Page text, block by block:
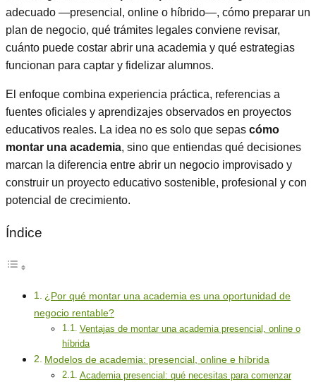
adecuado —presencial, online o híbrido—, cómo preparar un
plan de negocio, qué trámites legales conviene revisar,
cuánto puede costar abrir una academia y qué estrategias
funcionan para captar y fidelizar alumnos.
El enfoque combina experiencia práctica, referencias a
fuentes oficiales y aprendizajes observados en proyectos
educativos reales. La idea no es solo que sepas cómo
montar una academia, sino que entiendas qué decisiones
marcan la diferencia entre abrir un negocio improvisado y
construir un proyecto educativo sostenible, profesional y con
potencial de crecimiento.
Índice
¿Por qué montar una academia es una oportunidad de
negocio rentable?
Ventajas de montar una academia presencial, online o
híbrida
Modelos de academia: presencial, online e híbrida
Academia presencial: qué necesitas para comenzar